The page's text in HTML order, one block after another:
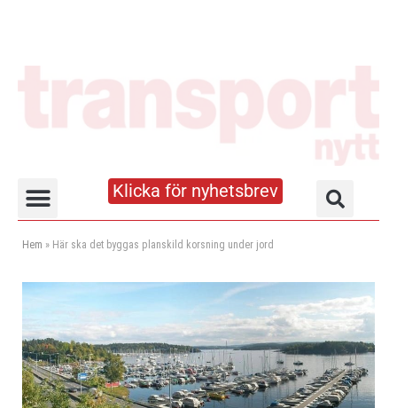
Klicka för nyhetsbrev
Hem » Här ska det byggas planskild korsning under jord